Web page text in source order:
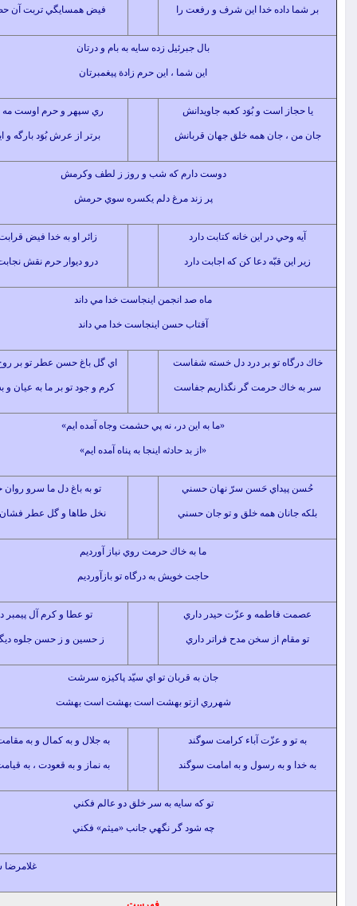
داده خدا اين شرف و رفعت را فيض همسايگي تربت آن حضرت را
بال جبرئيل زده سايه به بام و درتان
اين شما ، اين حرم زادة پيغمبرتان
است و بُوَد كعبه جاويدانش
، جان همه خلق جهان قربانش
ري سپهر و حرم اوست مه تابانش
برتر از عرش بُوَد بارگه و ايوانش
دوست دارم كه شب و روز ز لطف وكرمش
پر زند مرغ دلم يكسره سوي حرمش
وحي در اين خانه كتابت دارد
قبّه دعا كن كه اجابت دارد
زائر او به خدا فيض قرابت دارد
درو ديوار حرم نقش نجابت دارد
ماه صد انجمن اينجاست خدا مي داند
آفتاب حسن اينجاست خدا مي داند
تو بر درد دل خسته شفاست
حرمت گر نگذاريم جفاست
اي گل باغ حسن عطر تو بر روح صفاست
كرم و جود تو بر ما به عيان و به خفاست
«ما به اين در، نه پي حشمت وجاه آمده ايم»
«از بد حادثه اينجا به پناه آمده ايم»
حَسن سرّ نهان حسني
همه خلق و تو جان حسني
تو به باغ دل ما سرو روان حسني
نخل طاها و گل عطر فشان حسني
ما به خاك حرمت روي نياز آورديم
حاجت خويش به درگاه تو بازآورديم
فاطمه و عزّت حيدر داري
از سخن مدح فراتر داري
تو عطا و كرم آل پيمبر داري
ز حسين و ز حسن جلوه ديگر داري
جان به قربان تو اي سيّد پاكيزه سرشت
شهرري ازتو بهشت است بهشت است بهشت
و عزّت آباء کرامت سوگند
و به رسول و به امامت سوگند
به جلال و به كمال و به مقامت سوگند
به نماز و به قعودت ، به قيامت سوگند
تو كه سايه به سر خلق دو عالم فكني
چه شود گر نگهي جانب «ميثم» فكني
غلامرضا سازگار(میثم)